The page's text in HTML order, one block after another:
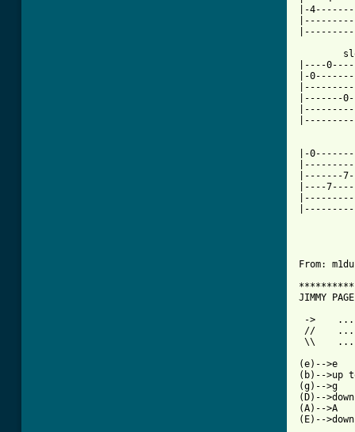
|-
|----
|-
|-------
|-
|-------
|----
From:
JIMMY
->    ...
//    ...
\\    ...
(e)-->e
(b)-->up
(g)-->g
(D)--
(A)-->A
(E)--